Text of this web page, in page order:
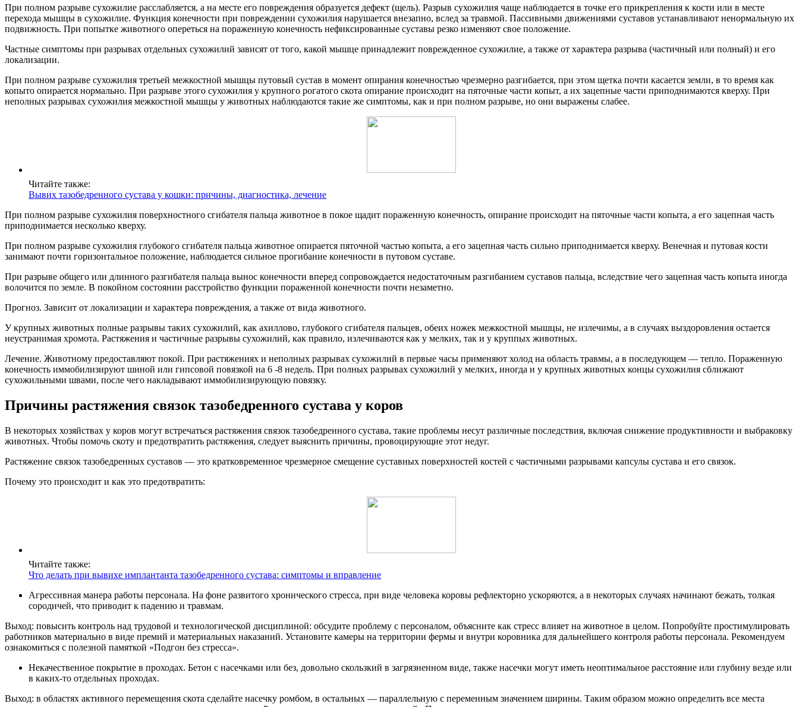
При полном разрыве сухожилие расслабляется, а на месте его повреждения образуется дефект (щель). Разрыв сухожилия чаще наблюдается в точке его прикрепления к кости или в месте
перехода мышцы в сухожилие. Функция конечности при повреждении сухожилия нарушается внезапно, вслед за травмой. Пассивными движениями суставов устанавливают ненормальную их
подвижность. При попытке животного опереться на пораженную конечность нефиксированные суставы резко изменяют свое положение.
Частные симптомы при разрывах отдельных сухожилий зависят от того, какой мышце принадлежит поврежденное сухожилие, а также от характера разрыва (частичный или полный) и его
локализации.
При полном разрыве сухожилия третьей межкостной мышцы путовый сустав в момент опирания конечностью чрезмерно разгибается, при этом щетка почти касается земли, в то время как
копыто опирается нормально. При разрыве этого сухожилия у крупного рогатого скота опирание происходит на пяточные части копыт, а их зацепные части приподнимаются кверху. При
неполных разрывах сухожилия межкостной мышцы у животных наблюдаются такие же симптомы, как и при полном разрыве, но они выражены слабее.
Читайте также:
Вывих тазобедренного сустава у кошки: причины, диагностика, лечение
При полном разрыве сухожилия поверхностного сгибателя пальца животное в покое щадит пораженную конечность, опирание происходит на пяточные части копыта, а его зацепная часть
приподнимается несколько кверху.
При полном разрыве сухожилия глубокого сгибателя пальца животное опирается пяточной частью копыта, а его зацепная часть сильно приподнимается кверху. Венечная и путовая кости
занимают почти горизонтальное положение, наблюдается сильное прогибание конечности в путовом суставе.
При разрыве общего или длинного разгибателя пальца вынос конечности вперед сопровождается недостаточным разгибанием суставов пальца, вследствие чего зацепная часть копыта иногда
волочится по земле. В покойном состоянии расстройство функции пораженной конечности почти незаметно.
Прогноз. Зависит от локализации и характера повреждения, а также от вида животного.
У крупных животных полные разрывы таких сухожилий, как ахиллово, глубокого сгибателя пальцев, обеих ножек межкостной мышцы, не излечимы, а в случаях выздоровления остается
неустранимая хромота. Растяжения и частичные разрывы сухожилий, как правило, излечиваются как у мелких, так и у круппых животных.
Лечение. Животному предоставляют покой. При растяжениях и неполных разрывах сухожилий в первые часы применяют холод на область травмы, а в последующем — тепло. Пораженную
конечность иммобилизируют шиной или гипсовой повязкой на 6 -8 недель. При полных разрывах сухожилий у мелких, иногда и у крупных животных концы сухожилия сближают
сухожильными швами, после чего накладывают иммобилизирующую повязку.
Причины растяжения связок тазобедренного сустава у коров
В некоторых хозяйствах у коров могут встречаться растяжения связок тазобедренного сустава, такие проблемы несут различные последствия, включая снижение продуктивности и выбраковку
животных. Чтобы помочь скоту и предотвратить растяжения, следует выяснить причины, провоцирующие этот недуг.
Растяжение связок тазобедренных суставов — это кратковременное чрезмерное смещение суставных поверхностей костей с частичными разрывами капсулы сустава и его связок.
Почему это происходит и как это предотвратить:
Читайте также:
Что делать при вывихе имплантанта тазобедренного сустава: симптомы и вправление
Агрессивная манера работы персонала. На фоне развитого хронического стресса, при виде человека коровы рефлекторно ускоряются, а в некоторых случаях начинают бежать, толкая
сородичей, что приводит к падению и травмам.
Выход: повысить контроль над трудовой и технологической дисциплиной: обсудите проблему с персоналом, объясните как стресс влияет на животное в целом. Попробуйте простимулировать
работников материально в виде премий и материальных наказаний. Установите камеры на территории фермы и внутри коровника для дальнейшего контроля работы персонала. Рекомендуем
ознакомиться с полезной памяткой «Подгон без стресса».
Некачественное покрытие в проходах. Бетон с насечками или без, довольно скользкий в загрязненном виде, также насечки могут иметь неоптимальное расстояние или глубину везде или
в каких-то отдельных проходах.
Выход: в областях активного перемещения скота сделайте насечку ромбом, в остальных — параллельную с переменным значением ширины. Таким образом можно определить все места